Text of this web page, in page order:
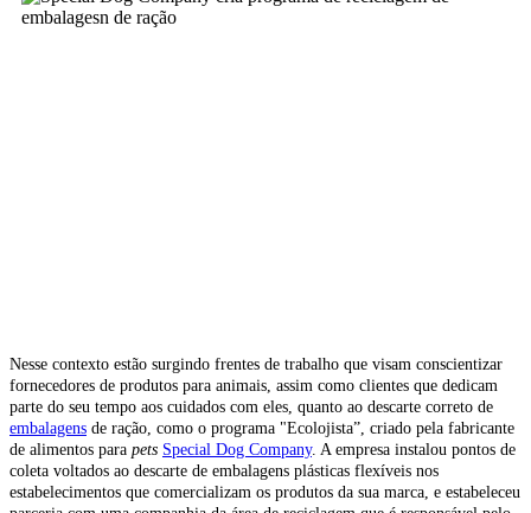
Nesse contexto estão surgindo frentes de trabalho que visam conscientizar
fornecedores de produtos para animais, assim como clientes que dedicam
parte do seu tempo aos cuidados com eles, quanto ao descarte correto de
embalagens de ração, como o programa "Ecolojista”, criado pela fabricante
de alimentos para pets Special Dog Company. A empresa instalou pontos de
coleta voltados ao descarte de embalagens plásticas flexíveis nos
estabelecimentos que comercializam os produtos da sua marca, e estabeleceu